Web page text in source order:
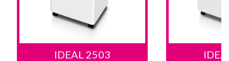
IDEAL 2503